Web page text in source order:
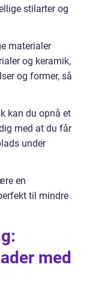
stilarter og
materialer
og keramik,
og former, så
kan du opnå et
med at du får
under
en
til mindre
med